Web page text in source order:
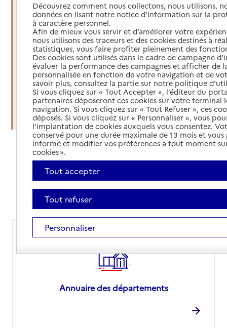
Vous êtes dans une situation
d’urgence ?
Mettre en place des services d'aide et de
soins à domicile
Organiser une sortie d'hospitalisation
Trouver un établissement d'accueil
Annuaires et comparateur de prix
Avec nos annuaires, simplifiez vos recherches,
comparez les prix des EHPAD ou orientez-vous sur le
site de votre département pour vos démarches
Annuaire des départements
Découvrez comment nous collectons, nous utilisons,
données en lisant notre notice d’information sur la
à caractère personnel.
Afin de mieux vous servir et d’améliorer votre
nous utilisons des traceurs et des cookies destinés à
statistiques, vous faire profiter pleinement des
Des cookies sont utilisés dans le cadre de campagne
évaluer la performance des campagnes et afficher de
personnalisée en fonction de votre navigation et de
savoir plus, consultez la partie sur notre politique
Si vous cliquez sur « Tout Accepter », l’éditeur du
partenaires déposeront ces cookies sur votre terminal
navigation. Si vous cliquez sur « Tout Refuser », ces
déposés. Si vous cliquez sur « Personnaliser », vous
l’implantation de cookies auxquels vous consentez.
conservé pour une durée maximale de 13 mois et
informé et modifier vos préférences à tout moment
cookies ».
Tout accepter
Tout refuser
Personnaliser